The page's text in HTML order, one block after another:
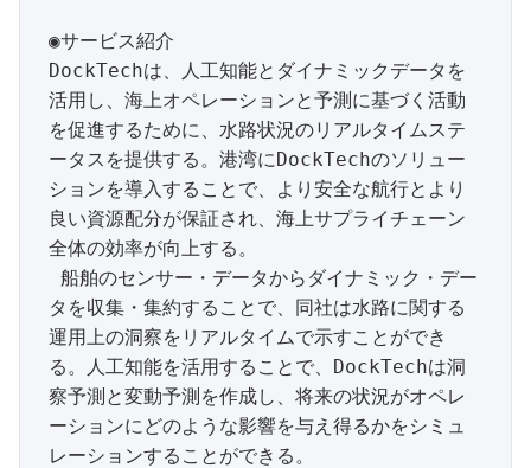
◉サービス紹介
DockTechは、人工知能とダイナミックデータを
活用し、海上オペレーションと予測に基づく活動
を促進するために、水路状況のリアルタイムステ
ータスを提供する。港湾にDockTechのソリュー
ションを導入することで、より安全な航行とより
良い資源配分が保証され、海上サプライチェーン
全体の効率が向上する。
タを収集・集約することで、同社は水路に関する
運用上の洞察をリアルタイムで示すことができ
る。人工知能を活用することで、DockTechは洞
察予測と変動予測を作成し、将来の状況がオペレ
ーションにどのような影響を与え得るかをシミュ
レーションすることができる。